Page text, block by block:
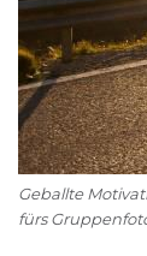
Geballte
fürs